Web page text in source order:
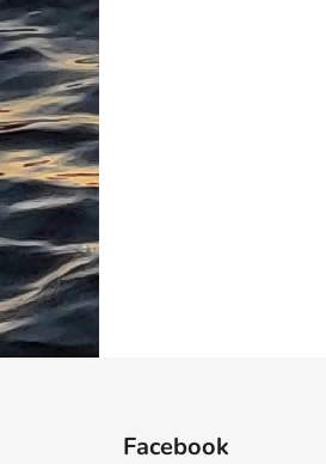
Facebook